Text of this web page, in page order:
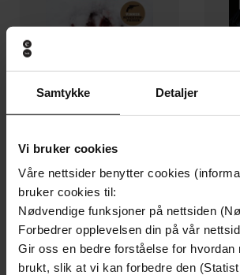
Samtykke Detaljer
Vi bruker cookies
Våre nettsider benytter cookies
bruker cookies til:
Nødvendige funksjoner på nettsiden
Forbedrer opplevelsen din på vår
Gir oss en bedre forståelse for hvordan
brukt, slik at vi kan forbedre den
129,-
Minnesota
Jo Nesbø
EBOK